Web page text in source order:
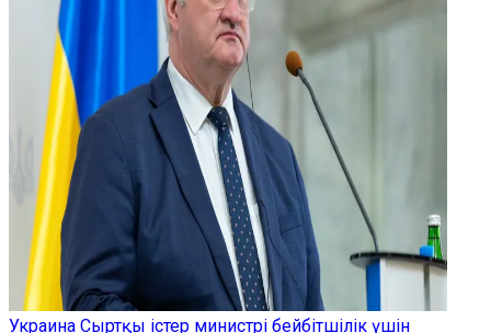
Украина Сыртқы істер министрі бейбітшілік үшін